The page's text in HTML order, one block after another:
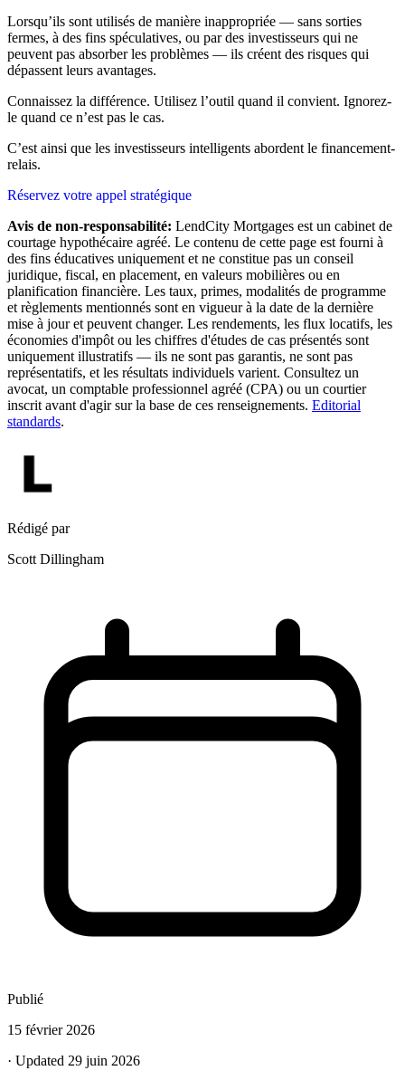
Lorsqu’ils sont utilisés de manière inappropriée — sans sorties
fermes, à des fins spéculatives, ou par des investisseurs qui ne
peuvent pas absorber les problèmes — ils créent des risques qui
dépassent leurs avantages.
Connaissez la différence. Utilisez l’outil quand il convient. Ignorez-
le quand ce n’est pas le cas.
C’est ainsi que les investisseurs intelligents abordent le financement-
relais.
Réservez votre appel stratégique
Avis de non-responsabilité: LendCity Mortgages est un cabinet de
courtage hypothécaire agréé. Le contenu de cette page est fourni à
des fins éducatives uniquement et ne constitue pas un conseil
juridique, fiscal, en placement, en valeurs mobilières ou en
planification financière. Les taux, primes, modalités de programme
et règlements mentionnés sont en vigueur à la date de la dernière
mise à jour et peuvent changer. Les rendements, les flux locatifs, les
économies d'impôt ou les chiffres d'études de cas présentés sont
uniquement illustratifs — ils ne sont pas garantis, ne sont pas
représentatifs, et les résultats individuels varient. Consultez un
avocat, un comptable professionnel agréé (CPA) ou un courtier
inscrit avant d'agir sur la base de ces renseignements. Editorial
standards.
Rédigé par
Scott Dillingham
Publié
15 février 2026
· Updated 29 juin 2026